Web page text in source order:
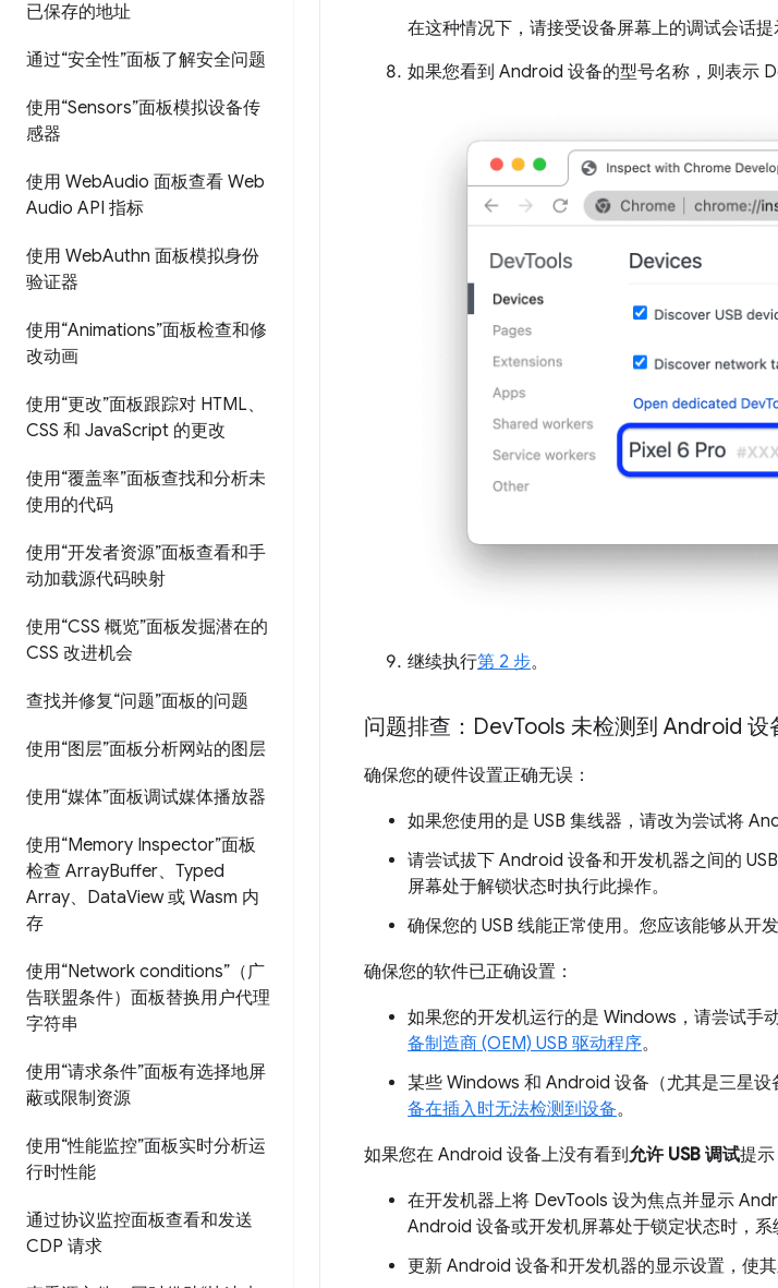
已保存的地址
通过“安全性”面板了解安全问题
使用“Sensors”面板模拟设备传
感器
使用 WebAudio 面板查看 Web
Audio API 指标
使用 WebAuthn 面板模拟身份
验证器
使用“Animations”面板检查和修
改动画
使用“更改”面板跟踪对 HTML、
CSS 和 JavaScript 的更改
使用“覆盖率”面板查找和分析未
使用的代码
使用“开发者资源”面板查看和手
动加载源代码映射
使用“CSS 概览”面板发掘潜在的
CSS 改进机会
查找并修复“问题”面板的问题
使用“图层”面板分析网站的图层
使用“媒体”面板调试媒体播放器
使用“Memory Inspector”面板
检查 ArrayBuffer、Typed
Array、DataView 或 Wasm 内
存
使用“Network conditions”（广
告联盟条件）面板替换用户代理
字符串
使用“请求条件”面板有选择地屏
蔽或限制资源
使用“性能监控”面板实时分析运
行时性能
通过协议监控面板查看和发送
CDP 请求
在这种情况下，请接受设备屏幕上的调试会话提
如果您看到 Android 设备的型号名称，则表示
继续执行第 2 步。
问题排查：DevTools 未检测到 Android 设
确保您的硬件设置正确无误：
如果您使用的是 USB 集线器，请改为尝试将
请尝试拔下 Android 设备和开发机器之间的
屏幕处于解锁状态时执行此操作。
确保您的 USB 线能正常使用。您应该能够从开
确保您的软件已正确设置：
如果您的开发机运行的是 Windows，请尝试手
备制造商 (OEM) USB 驱动程序。
某些 Windows 和 Android 设备（尤其是三星
备在插入时无法检测到设备。
如果您在 Android 设备上没有看到允许 USB 调试提示
在开发机器上将 DevTools 设为焦点并显示
Android 设备或开发机屏幕处于锁定状态时，系
更新 Android 设备和开发机器的显示设置，使其